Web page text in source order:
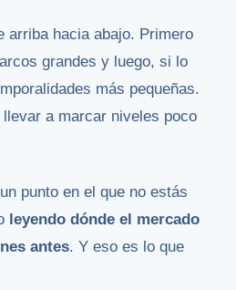
arriba hacia abajo. Primero
grandes y luego, si lo
más pequeñas.
a marcar niveles poco
punto en el que no estás
leyendo dónde el mercado
antes. Y eso es lo que